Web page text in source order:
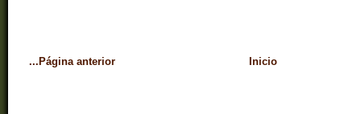
...Página anterior Inicio